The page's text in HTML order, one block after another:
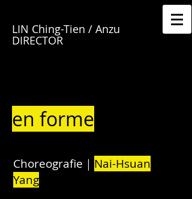
LIN Ching-Tien / Anzu
DIRECTOR
en forme
Choreografie｜ Nai-Hsuan
Yang